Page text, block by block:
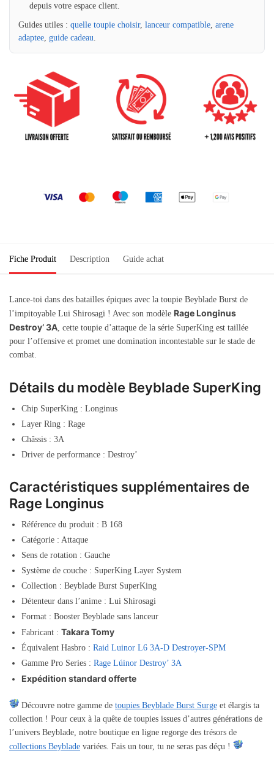
depuis votre espace client.
Guides utiles : quelle toupie choisir, lanceur compatible arene
adaptee guide cadeau
Fiche Produit Description Guide achat
Lance-toi dans des batailles épiques avec la toupie Beyblade Burst de
l’impitoyable Lui Shirosagi ! Avec son modèle Rage Longinus
Destroy’ 3A, cette toupie d’attaque de la série SuperKing est taillée
pour l’offensive et promet une domination incontestable sur le stade de
combat.
Détails du modèle Beyblade SuperKing
Chip SuperKing : Longinus
Layer Ring : Rage
Châssis : 3A
Driver de performance : Destroy’
Caractéristiques supplémentaires de
Rage Longinus
Référence du produit : B 168
Catégorie : Attaque
Sens de rotation : Gauche
Système de couche : SuperKing Layer System
Collection : Beyblade Burst SuperKing
Détenteur dans l’anime : Lui Shirosagi
Format : Booster Beyblade sans lanceur
Fabricant : Takara Tomy
Équivalent Hasbro : Raid Luinor L6 3A-D Destroyer-SPM
Gamme Pro Series : Rage Lúinor Destroy’ 3A
Expédition standard offerte
Découvre notre gamme de toupies Beyblade Burst Surge et élargis ta
collection ! Pour ceux à la quête de toupies issues d’autres générations de
l’univers Beyblade, notre boutique en ligne regorge des trésors de
collections Beyblade variées. Fais un tour, tu ne seras pas déçu !